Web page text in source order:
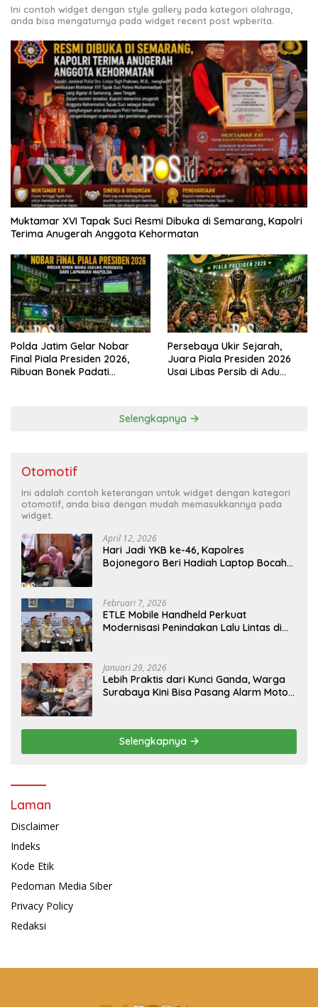
Ini contoh widget dengan style gallery pada kategori olahraga,
anda bisa mengaturnya pada widget recent post wpberita.
Muktamar XVI Tapak Suci Resmi Dibuka di Semarang, Kapolri
Terima Anugerah Anggota Kehormatan
Polda Jatim Gelar Nobar
Final Piala Presiden 2026,
Ribuan Bonek Padati
Persebaya Ukir Sejarah,
Juara Piala Presiden 2026
Usai Libas Persib di Adu
Selengkapnya
Otomotif
Ini adalah contoh keterangan untuk widget dengan kategori
otomotif, anda bisa dengan mudah memasukkannya pada
widget.
April 12, 2026
Hari Jadi YKB ke-46, Kapolres
Bojonegoro Beri Hadiah Laptop Bocah
Februari 7, 2026
ETLE Mobile Handheld Perkuat
Modernisasi Penindakan Lalu Lintas di
Januari 29, 2026
Lebih Praktis dari Kunci Ganda, Warga
Surabaya Kini Bisa Pasang Alarm Motor
Selengkapnya
Laman
Disclaimer
Indeks
Kode Etik
Pedoman Media Siber
Privacy Policy
Redaksi